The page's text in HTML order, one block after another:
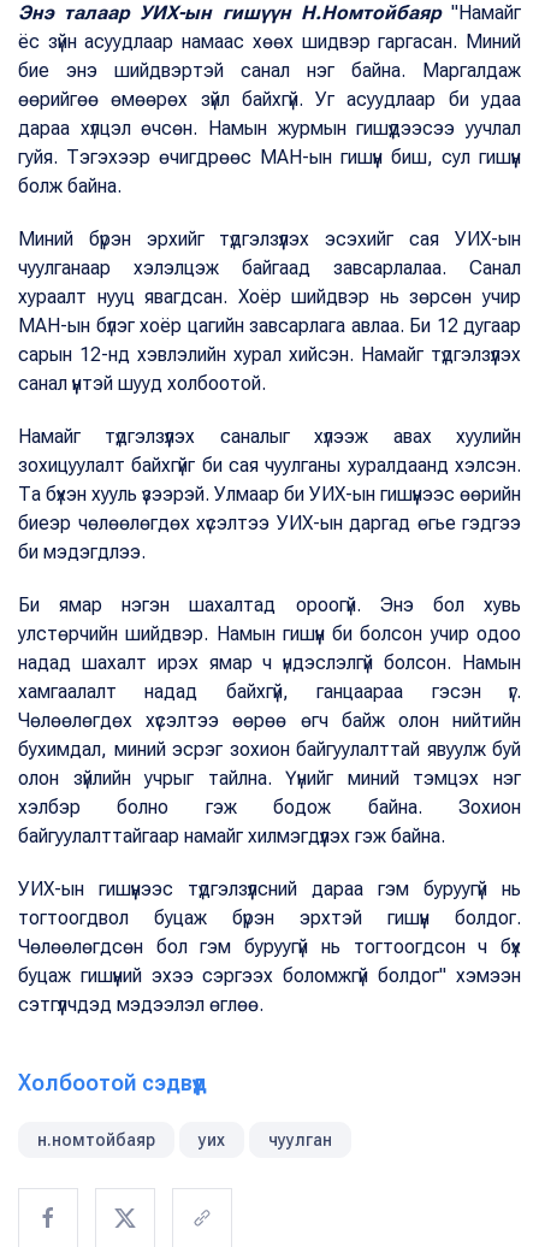
Энэ талаар УИХ-ын гишүүн Н.Номтойбаяр"Намайг
ёс зүйн асуудлаар намаас хөөх шидвэр гаргасан. Миний
бие энэ шийдвэртэй санал нэг байна. Маргалдаж
өөрийгөө өмөөрөх зүйл байхгүй. Уг асуудлаар би удаа
дараа хүлцэл өчсөн. Намын журмын гишүүдээсээ уучлал
гуйя. Тэгэхээр өчигдрөөс МАН-ын гишүүн биш, сул гишүүн
болж байна.
Миний бүрэн эрхийг түдгэлзүүлэх эсэхийг сая УИХ-ын
чуулганаар хэлэлцэж байгаад завсарлалаа. Санал
хураалт нууц явагдсан. Хоёр шийдвэр нь зөрсөн учир
МАН-ын бүлэг хоёр цагийн завсарлага авлаа. Би 12 дугаар
сарын 12-нд хэвлэлийн хурал хийсэн. Намайг түдгэлзүүлэх
санал үүнтэй шууд холбоотой.
Намайг түдгэлзүүлэх саналыг хүлээж авах хуулийн
зохицуулалт байхгүйг би сая чуулганы хуралдаанд хэлсэн.
Та бүхэн хууль үзээрэй. Улмаар би УИХ-ын гишүүнээс өөрийн
биеэр чөлөөлөгдөх хүсэлтээ УИХ-ын даргад өгье гэдгээ
би мэдэгдлээ.
Би ямар нэгэн шахалтад ороогүй. Энэ бол хувь
улстөрчийн шийдвэр. Намын гишүүн би болсон учир одоо
надад шахалт ирэх ямар ч үндэслэлгүй болсон. Намын
хамгаалалт надад байхгүй, ганцаараа гэсэн үг.
Чөлөөлөгдөх хүсэлтээ өөрөө өгч байж олон нийтийн
бухимдал, миний эсрэг зохион байгуулалттай явуулж буй
олон зүйлийн учрыг тайлна. Үүнийг миний тэмцэх нэг
хэлбэр болно гэж бодож байна. Зохион
байгуулалттайгаар намайг хилмэгдүүлэх гэж байна.
УИХ-ын гишүүнээс түдгэлзүүлсний дараа гэм буруугүй нь
тогтоогдвол буцаж бүрэн эрхтэй гишүүн болдог.
Чөлөөлөгдсөн бол гэм буруугүй нь тогтоогдсон ч бүх
буцаж гишүүний эхээ сэргээх боломжгүй болдог" хэмээн
сэтгүүлчдэд мэдээлэл өглөө.
Холбоотой сэдвүүд
н.номтойбаяр уих чуулган